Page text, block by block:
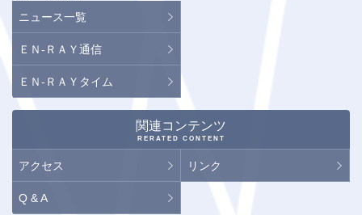
ニュース一覧
ＥＮ-ＲＡＹ通信
ＥＮ-ＲＡＹタイム
関連コンテンツ
RERATED CONTENT
アクセス リンク
Q & A